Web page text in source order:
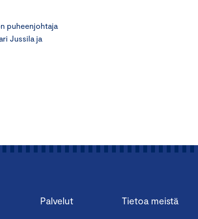
puheenjohtaja
Jussila ja
Palvelut Tietoa meistä